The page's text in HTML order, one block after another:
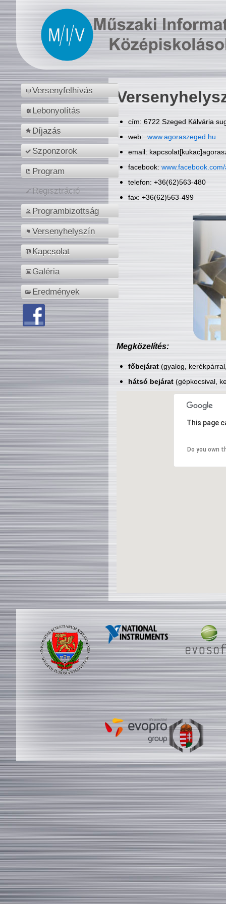
Versenyfelhívás
Lebonyolítás
Díjazás
Szponzorok
Program
Regisztráció
Programbizottság
Versenyhelyszín
Kapcsolat
Galéria
Eredmények
cím: 6722 Szeged Kálvária
web: www.agoraszeged.hu
email:
facebook:
telefon: +36(62)563-480
fax: +36(62)563-499
Megközelítés:
főbejárat(gyalog,
hátsó bejárat(gépkocsival,
This page
Do you own